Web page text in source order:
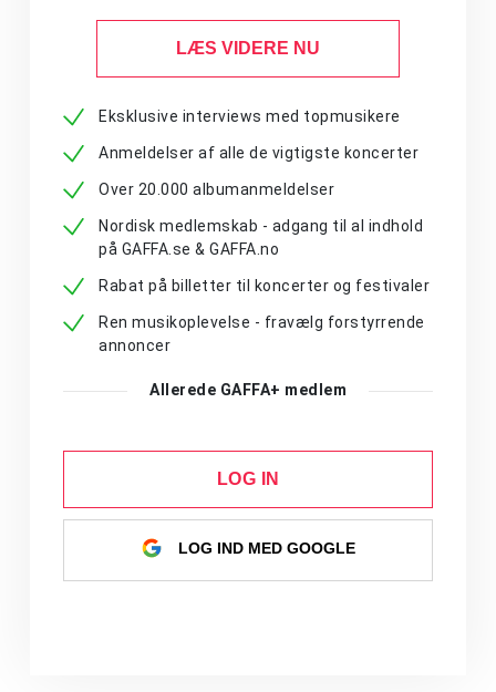
LÆS VIDERE NU
Eksklusive interviews med topmusikere
Anmeldelser af alle de vigtigste koncerter
Over 20.000 albumanmeldelser
Nordisk medlemskab - adgang til al indhold
på GAFFA.se & GAFFA.no
Rabat på billetter til koncerter og festivaler
Ren musikoplevelse - fravælg forstyrrende
annoncer
Allerede GAFFA+ medlem
LOG IN
LOG IND MED GOOGLE